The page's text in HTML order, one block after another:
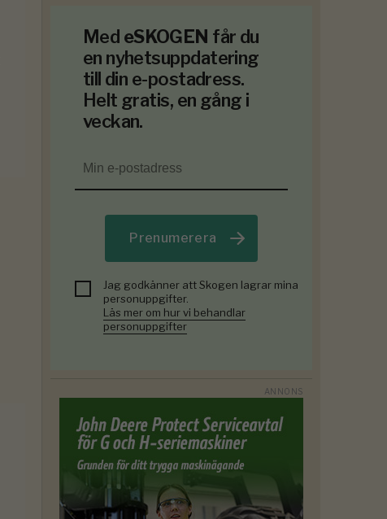
Med eSKOGEN får du
en nyhetsuppdatering
till din e-postadress.
Helt gratis, en gång i
veckan.
Prenumerera
Jag godkänner att Skogen lagrar mina
personuppgifter.
Läs mer om hur vi behandlar
personuppgifter